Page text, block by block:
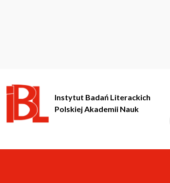
Instytut Badań Literackich
Polskiej Akademii Nauk